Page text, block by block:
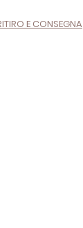
E CONSEGNA